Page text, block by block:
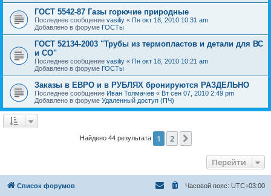
ГОСТ 5542-87 Газы горючие природные
Последнее сообщение vasiliy « Пн окт 18, 2010 10:31 am
Добавлено в форуме ГОСТы
ГОСТ 52134-2003 "Трубы из термопластов и детали для ВС
и СО"
Последнее сообщение vasiliy « Пн окт 18, 2010 10:21 am
Добавлено в форуме ГОСТы
Заказы в ЕВРО и в РУБЛЯХ бронируются РАЗДЕЛЬНО
Последнее сообщение Иван Толмачев « Вт сен 07, 2010 2:49 pm
Добавлено в форуме Удаленный доступ (ПЧ)
Найдено 44 результата 1 2
Перейти
Список форумов Часовой пояс: UTC+03:00